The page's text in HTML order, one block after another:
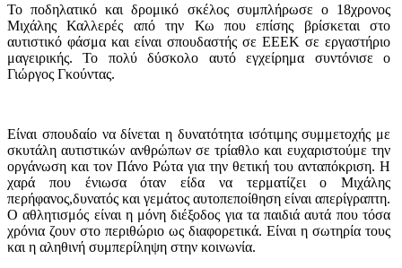
Το ποδηλατικό και δρομικό σκέλος συμπλήρωσε ο 18χρονος
Μιχάλης Καλλερές από την Κω που επίσης βρίσκεται στο
αυτιστικό φάσμα και είναι σπουδαστής σε ΕΕΕΚ σε εργαστήριο
μαγειρικής. Το πολύ δύσκολο αυτό εγχείρημα συντόνισε ο
Γιώργος Γκούντας.
Είναι σπουδαίο να δίνεται η δυνατότητα ισότιμης συμμετοχής με
σκυτάλη αυτιστικών ανθρώπων σε τρίαθλο και ευχαριστούμε την
οργάνωση και τον Πάνο Ρώτα για την θετική του ανταπόκριση. Η
χαρά που ένιωσα όταν είδα να τερματίζει ο Μιχάλης
περήφανος,δυνατός και γεμάτος αυτοπεποίθηση είναι απερίγραπτη.
Ο αθλητισμός είναι η μόνη διέξοδος για τα παιδιά αυτά που τόσα
χρόνια ζουν στο περιθώριο ως διαφορετικά. Είναι η σωτηρία τους
και η αληθινή συμπερίληψη στην κοινωνία.